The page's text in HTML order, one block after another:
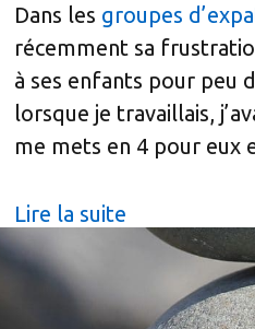
Dans les groupes
récemment sa
à ses enfants pour peu
lorsque je travaillais,
me mets en 4 pour eux
Lire la suite